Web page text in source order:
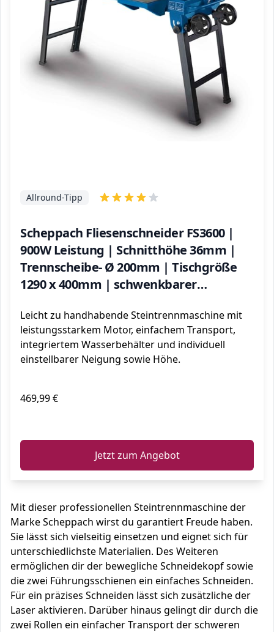
Scheppach Fliesenschneider FS3600 |
900W Leistung | Schnitthöhe 36mm |
Trennscheibe- Ø 200mm | Tischgröße
1290 x 400mm | schwenkbarer
Wasserbehälter 30L
Allround-Tipp
Leicht zu handhabende Steintrennmaschine mit
leistungsstarkem Motor, einfachem Transport,
integriertem Wasserbehälter und individuell
einstellbarer Neigung sowie Höhe.
469,99 €
Jetzt zum Angebot
Mit dieser professionellen Steintrennmaschine der
Marke Scheppach wirst du garantiert Freude haben.
Sie lässt sich vielseitig einsetzen und eignet sich für
unterschiedlichste Materialien. Des Weiteren
ermöglichen dir der bewegliche Schneidekopf sowie
die zwei Führungsschienen ein einfaches Schneiden.
Für ein präzises Schneiden lässt sich zusätzliche der
Laser aktivieren. Darüber hinaus gelingt dir durch die
zwei Rollen ein einfacher Transport der schweren